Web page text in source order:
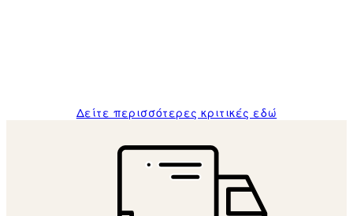
Δείτε περισσότερες κριτικές εδώ